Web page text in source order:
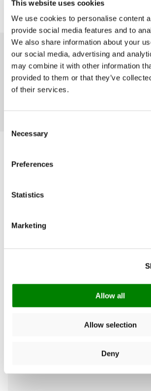
This website uses cookies
We use cookies to personalise content
provide social media features and to
We also share information about your
our social media, advertising and
may combine it with other information
provided to them or that they’ve
of their services.
Selection
Necessary
Preferences
Statistics
Marketing
Allow all
Allow selection
Deny
habituel
Excellent
erfolgte sehr schnell."